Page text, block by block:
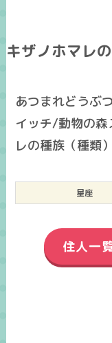
キザノホマレ
あつまれどうぶ
イッチ/動物の
レの種族（種類
星座
住人一